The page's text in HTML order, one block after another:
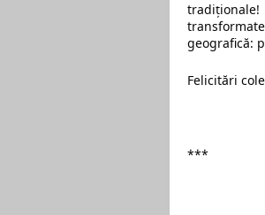
geografică:
Felicitări
***